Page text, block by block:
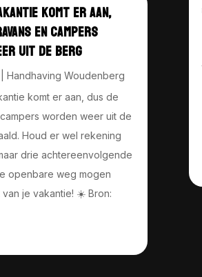
KOMT ER AAN,
EN CAMPERS
UIT DE BERG
Handhaving Woudenberg
komt er aan, dus de
worden weer uit de
Houd er wel rekening
drie achtereenvolgende
openbare weg mogen
van je vakantie! ☀️ Bron: